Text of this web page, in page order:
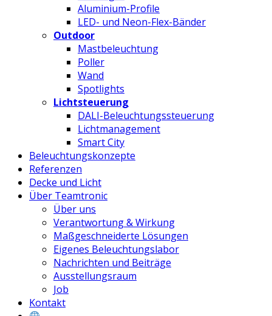
Aluminium-Profile
LED- und Neon-Flex-Bänder
Outdoor
Mastbeleuchtung
Poller
Wand
Spotlights
Lichtsteuerung
DALI-Beleuchtungssteuerung
Lichtmanagement
Smart City
Beleuchtungskonzepte
Referenzen
Decke und Licht
Über Teamtronic
Über uns
Verantwortung & Wirkung
Maßgeschneiderte Lösungen
Eigenes Beleuchtungslabor
Nachrichten und Beiträge
Ausstellungsraum
Job
Kontakt